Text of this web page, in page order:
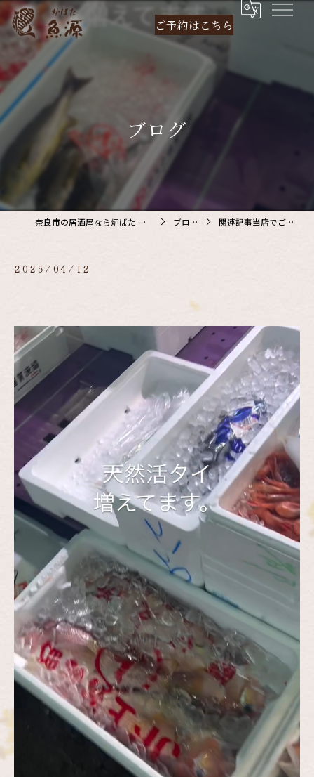
ご予約はこちら
ブログ
奈良市の居酒屋なら炉ばた 魚源 ブログ 関連記事当店でご利…
2025/04/12